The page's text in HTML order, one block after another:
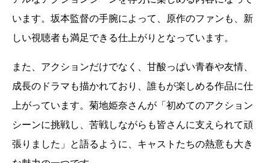
います。坂本監督の手腕によって、原作のファンも、新
しい視聴者も満足できる仕上がりとなっています。
また、アクションだけでなく、甘酸っぱい青春や友情、
成長のドラマも描かれており、誰もが楽しめる作品に仕
上がっています。菊地姫奈さんが「初めてのアクション
シーンに挑戦し、苦戦しながらも皆さんに支えられて頑
張りました」と語るように、キャストたちの熱意も大き